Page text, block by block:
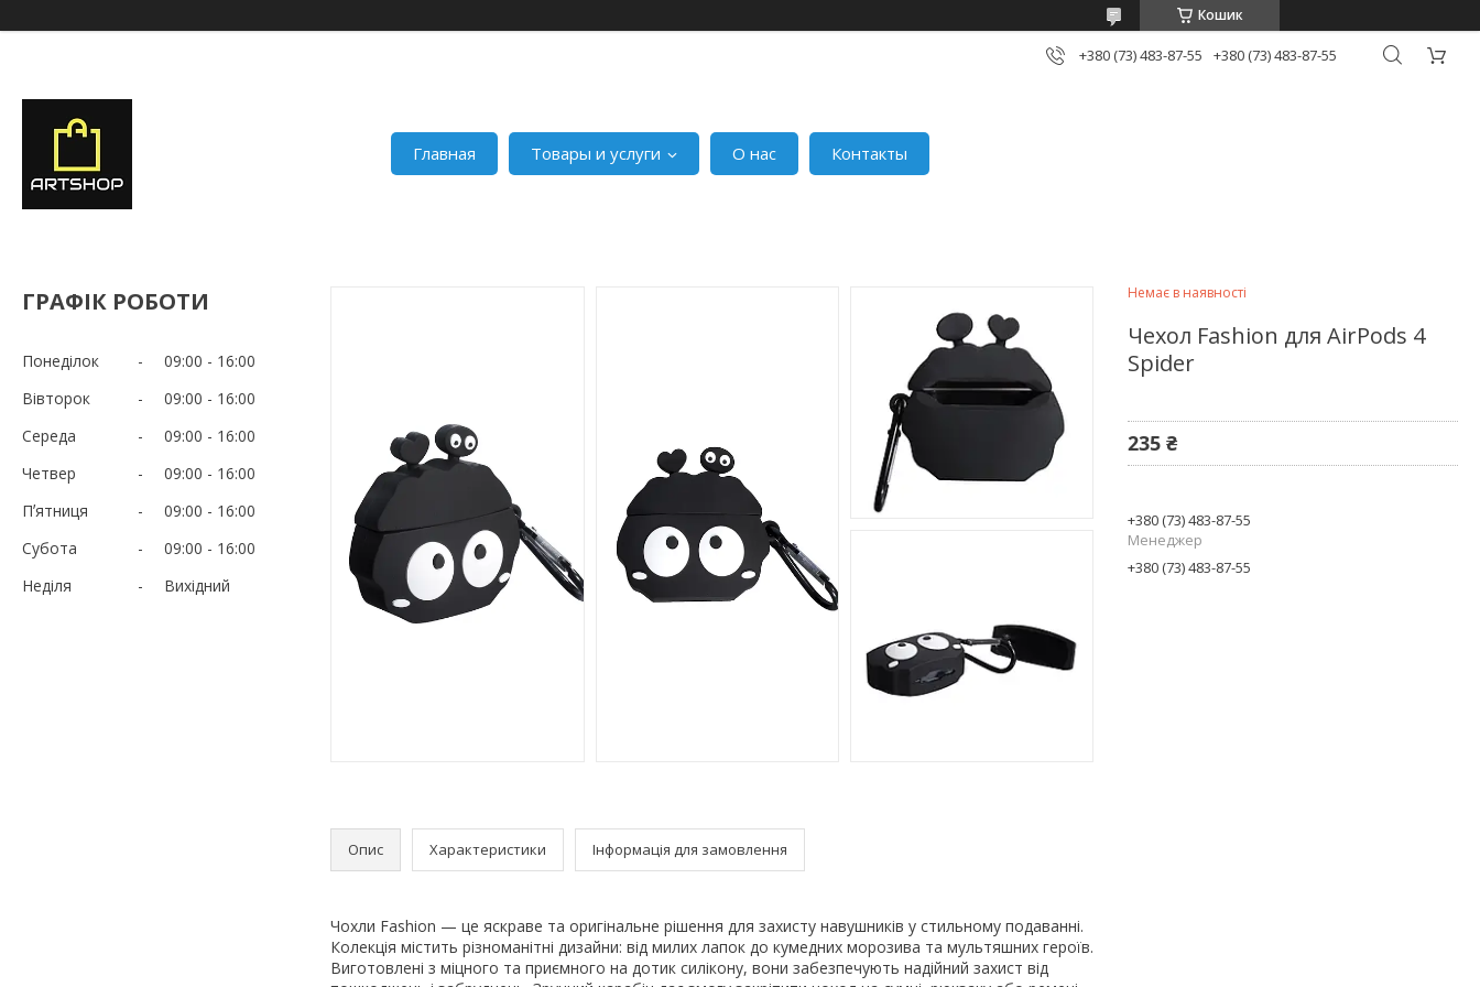
Кошик
+380 (73) 483-87-55 +380 (73) 483-87-55
Главная Товары и услуги О нас Контакты
ГРАФІК РОБОТИ
Понеділок 09:00
16:00
Вівторок
09:00
16:00
Середа
09:00
16:00
Четвер
09:00
16:00
Пʼятниця
09:00
16:00
Субота
09:00
16:00
Неділя
Вихідний
Опис Характеристики Інформація для замовлення
Чохли Fashion — це яскраве та оригінальне рішення для захисту навушників у стильному подаванні.
Колекція містить різноманітні дизайни: від милих лапок до кумедних морозива та мультяшних героїв.
Виготовлені з міцного та приємного на дотик силікону, вони забезпечують надійний захист від
Немає в наявності
Чехол Fashion для AirPods 4
Spider
235 ₴
+380 (73) 483-87-55
Менеджер
+380 (73) 483-87-55